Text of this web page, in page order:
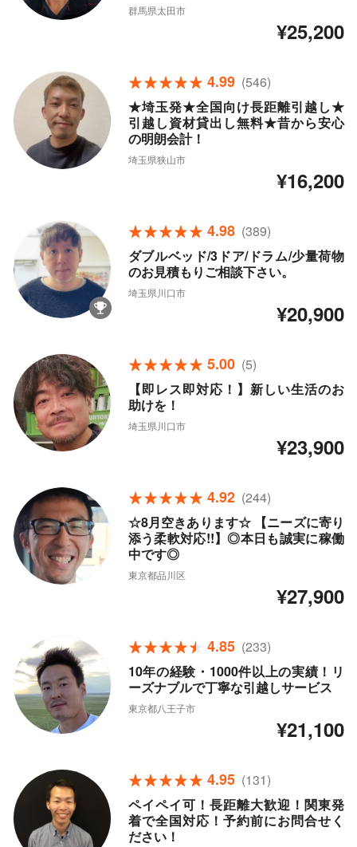
群馬県太田市
¥25,200
4.99 (546)
★埼玉発★全国向け長距離引越し★
引越し資材貸出し無料★昔から安心
の明朗会計！
埼玉県狭山市
¥16,200
4.98 (389)
ダブルベッド/3ドア/ドラム/少量荷物
のお見積もりご相談下さい。
埼玉県川口市
¥20,900
5.00 (5)
【即レス即対応！】新しい生活のお
助けを！
埼玉県川口市
¥23,900
4.92 (244)
☆8月空きあります☆ 【ニーズに寄り
添う柔軟対応!!】◎本日も誠実に稼働
中です◎
東京都品川区
¥27,900
4.85 (233)
10年の経験・1000件以上の実績！リ
ーズナブルで丁寧な引越しサービス
東京都八王子市
¥21,100
4.95 (131)
ペイペイ可！長距離大歓迎！関東発
着で全国対応！予約前にお問合せく
ださい！